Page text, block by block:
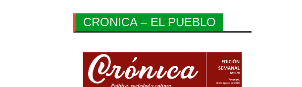
CRONICA – EL PUEBLO